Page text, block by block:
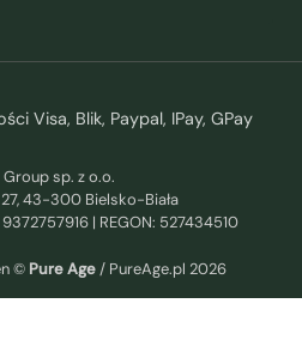
sp. z o.o.
27, 43-300 Bielsko-Biała
| REGON: 527434510
© Pure Age/ PureAge.pl 2026